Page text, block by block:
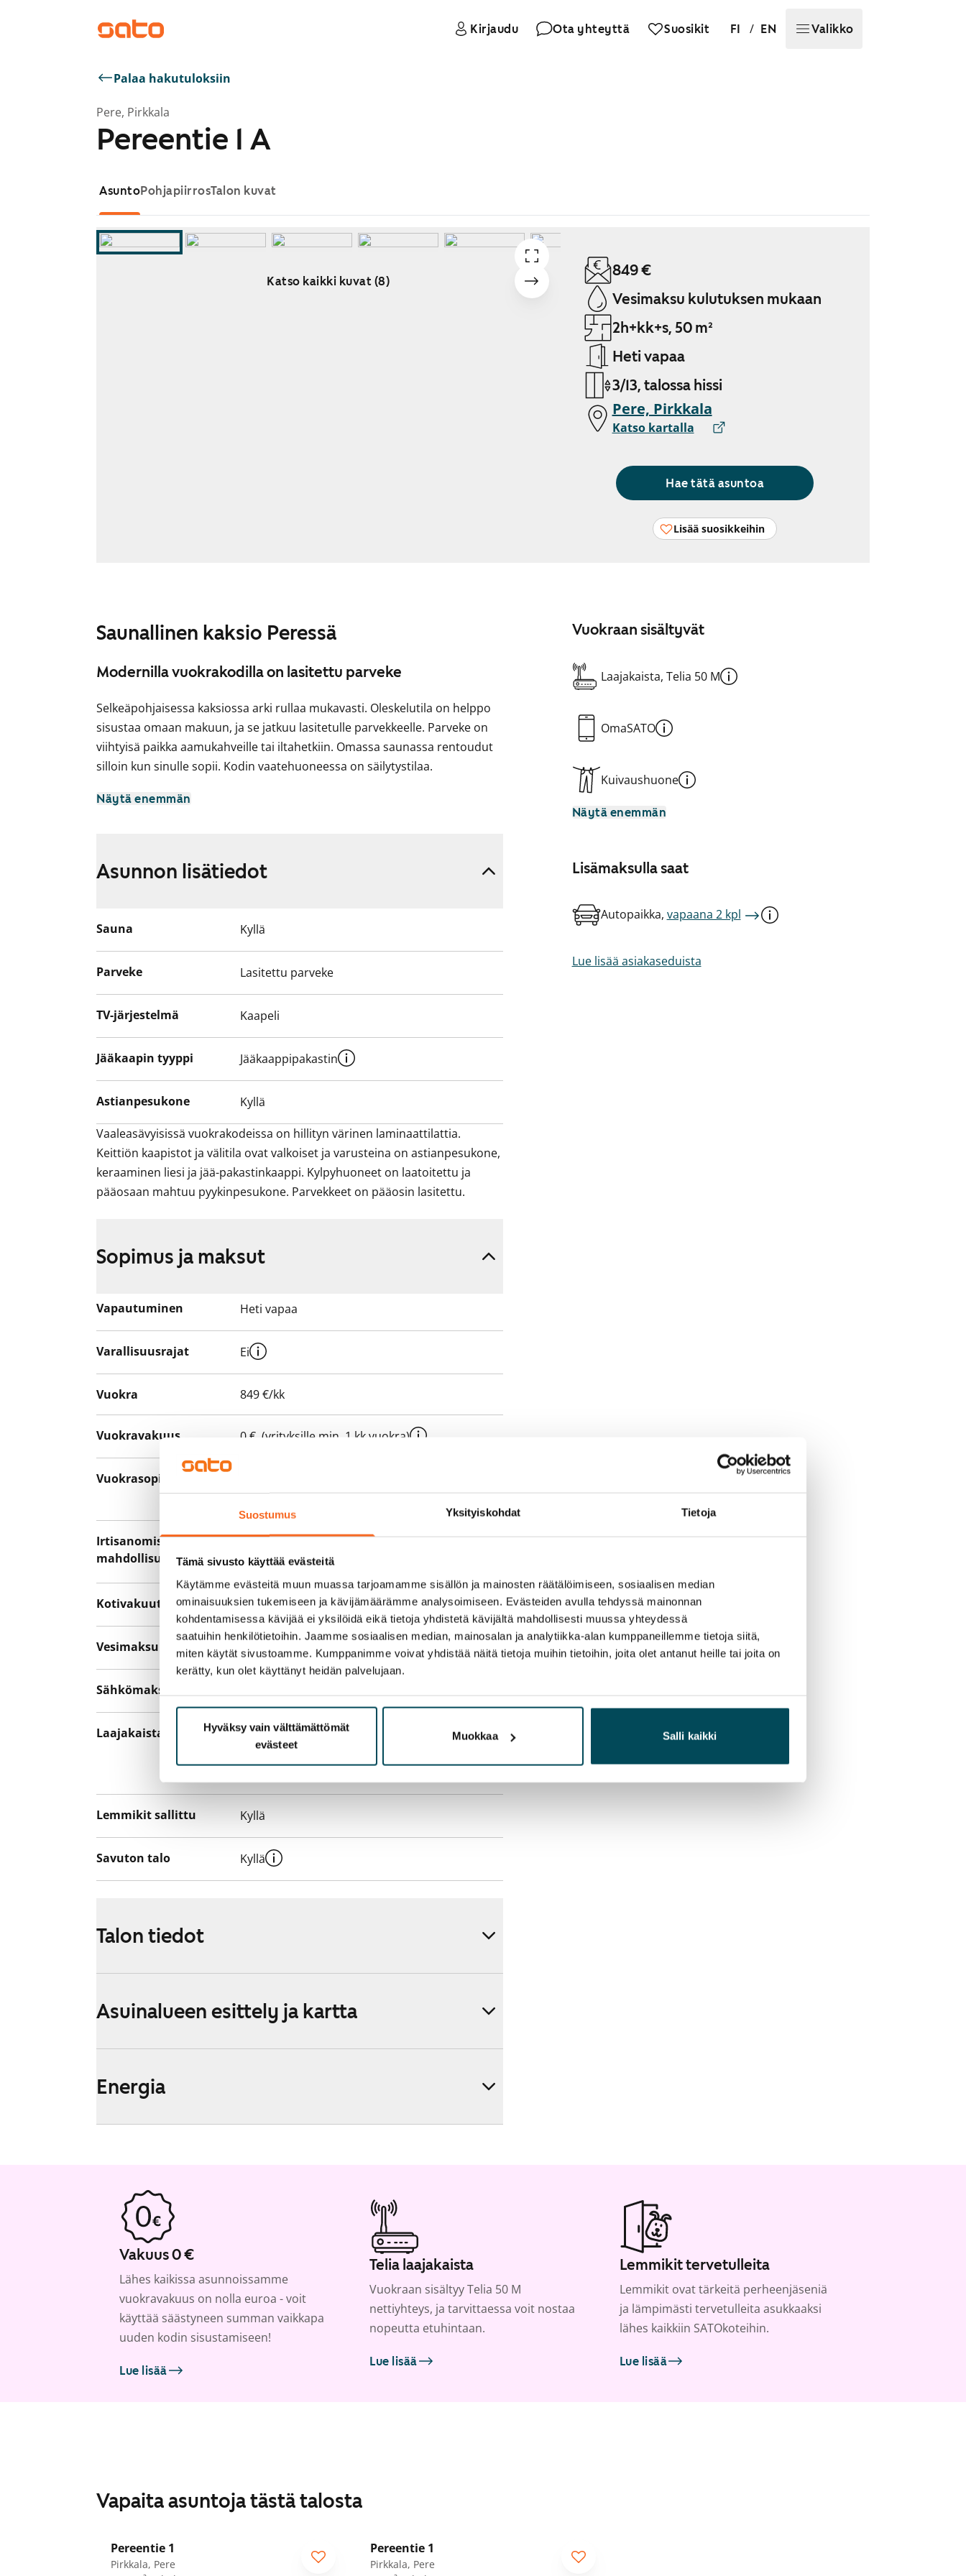
Suostumus Yksityiskohdat Tietoja
Tämä sivusto käyttää evästeitä
Käytämme evästeitä muun muassa tarjoamamme sisällön ja mainosten räätälöimiseen, sosiaalisen median
ominaisuuksien tukemiseen ja kävijämäärämme analysoimiseen. Evästeiden avulla tehdyssä mainonnan
kohdentamisessa kävijää ei yksilöidä eikä tietoja yhdistetä kävijältä mahdollisesti muussa yhteydessä
saatuihin henkilötietoihin. Jaamme sosiaalisen median, mainosalan ja analytiikka-alan kumppaneillemme tietoja siitä,
miten käytät sivustoamme. Kumppanimme voivat yhdistää näitä tietoja muihin tietoihin, joita olet antanut heille tai joita on
kerätty, kun olet käyttänyt heidän palvelujaan.
Hyväksy vain välttämättömät
evästeet
Muokkaa Salli kaikki
Kirjaudu Ota yhteyttä Suosikit FI / EN Valikko
Palaa hakutuloksiin
Pere, Pirkkala
Pereentie 1 A
AsuntoPohjapiirrosTalon kuvat
Katso kaikki kuvat (8)
849 €
Vesimaksu kulutuksen mukaan
2h+kk+s, 50 m²
Heti vapaa
3/13, talossa hissi
Pere, Pirkkala
Katso kartalla
Hae tätä asuntoa
Lisää suosikkeihin
Saunallinen kaksio Peressä
Modernilla vuokrakodilla on lasitettu parveke
Selkeäpohjaisessa kaksiossa arki rullaa mukavasti. Oleskelutila on helppo
sisustaa omaan makuun, ja se jatkuu lasitetulle parvekkeelle. Parveke on
viihtyisä paikka aamukahveille tai iltahetkiin. Omassa saunassa rentoudut
silloin kun sinulle sopii. Kodin vaatehuoneessa on säilytystilaa.
Keittiö on käytännöllinen ja siisti. Astianpesukone helpottaa arjen askareita
Olisiko tämä uusi vuokrakotisi? Tulehan tutustumaan tarkemmin paikan
Keittiön kaapistot ja välitila ovat valkoiset ja varusteina on astianpesukone,
keraaminen liesi ja jää-pakastinkaappi. Kylpyhuoneet on laatoitettu ja
pääosaan mahtuu pyykinpesukone. Parvekkeet on pääosin lasitettu.
Näytä enemmän
Vuokraan sisältyvät
Laajakaista, Telia 50 M
OmaSATO
Kuivaushuone
Näytä enemmän
Lisämaksulla saat
Autopaikka, vapaana 2 kpl
Lue lisää asiakaseduista
Asunnon lisätiedot
Sauna Kyllä
Parveke Lasitettu parveke
TV-järjestelmä Kaapeli
Jääkaapin tyyppi Jääkaappipakastin
Astianpesukone
Kyllä
Vaaleasävyisissä vuokrakodeissa on hillityn värinen laminaattilattia.
Keittiön kaapistot ja välitila ovat valkoiset ja varusteina on astianpesukone,
keraaminen liesi ja jää-pakastinkaappi. Kylpyhuoneet on laatoitettu ja
pääosaan mahtuu pyykinpesukone. Parvekkeet on pääosin lasitettu.
Sopimus ja maksut
Vapautuminen Heti vapaa
Varallisuusrajat Ei
Vuokra 849 €/kk
Vuokravakuus 0 €, (yrityksille min. 1 kk vuokra)
Vuokrasopimus
asumisaika 12 kk
Irtisanomis­
mahdollisuus
12 kk vuokrasopimuksesta tai
sopimussakolla aiemmin
Kotivakuutus Pakollinen, ei sisälly vuokraan
Vesimaksu Kulutuksen mukaan
Sähkömaksu
Laajakaista
Vuokraan sisältyy 50 M laajakaistaliittymä. Voit
hankkia lisänopeutta etuhintaan ottamalla
Lemmikit sallittu Kyllä
Savuton talo Kyllä
Talon tiedot
Asuinalueen esittely ja kartta
Energia
Vakuus 0 €
Lähes kaikissa asunnoissamme
vuokravakuus on nolla euroa - voit
käyttää säästyneen summan vaikkapa
uuden kodin sisustamiseen!
Lue lisää
Telia laajakaista
Vuokraan sisältyy Telia 50 M
nettiyhteys, ja tarvittaessa voit nostaa
nopeutta etuhintaan.
Lue lisää
Lemmikit tervetulleita
Lemmikit ovat tärkeitä perheenjäseniä
ja lämpimästi tervetulleita asukkaaksi
lähes kaikkiin SATOkoteihin.
Lue lisää
Vapaita asuntoja tästä talosta
Pereentie 1
Pirkkala, Pere
Pereentie 1
Pirkkala, Pere